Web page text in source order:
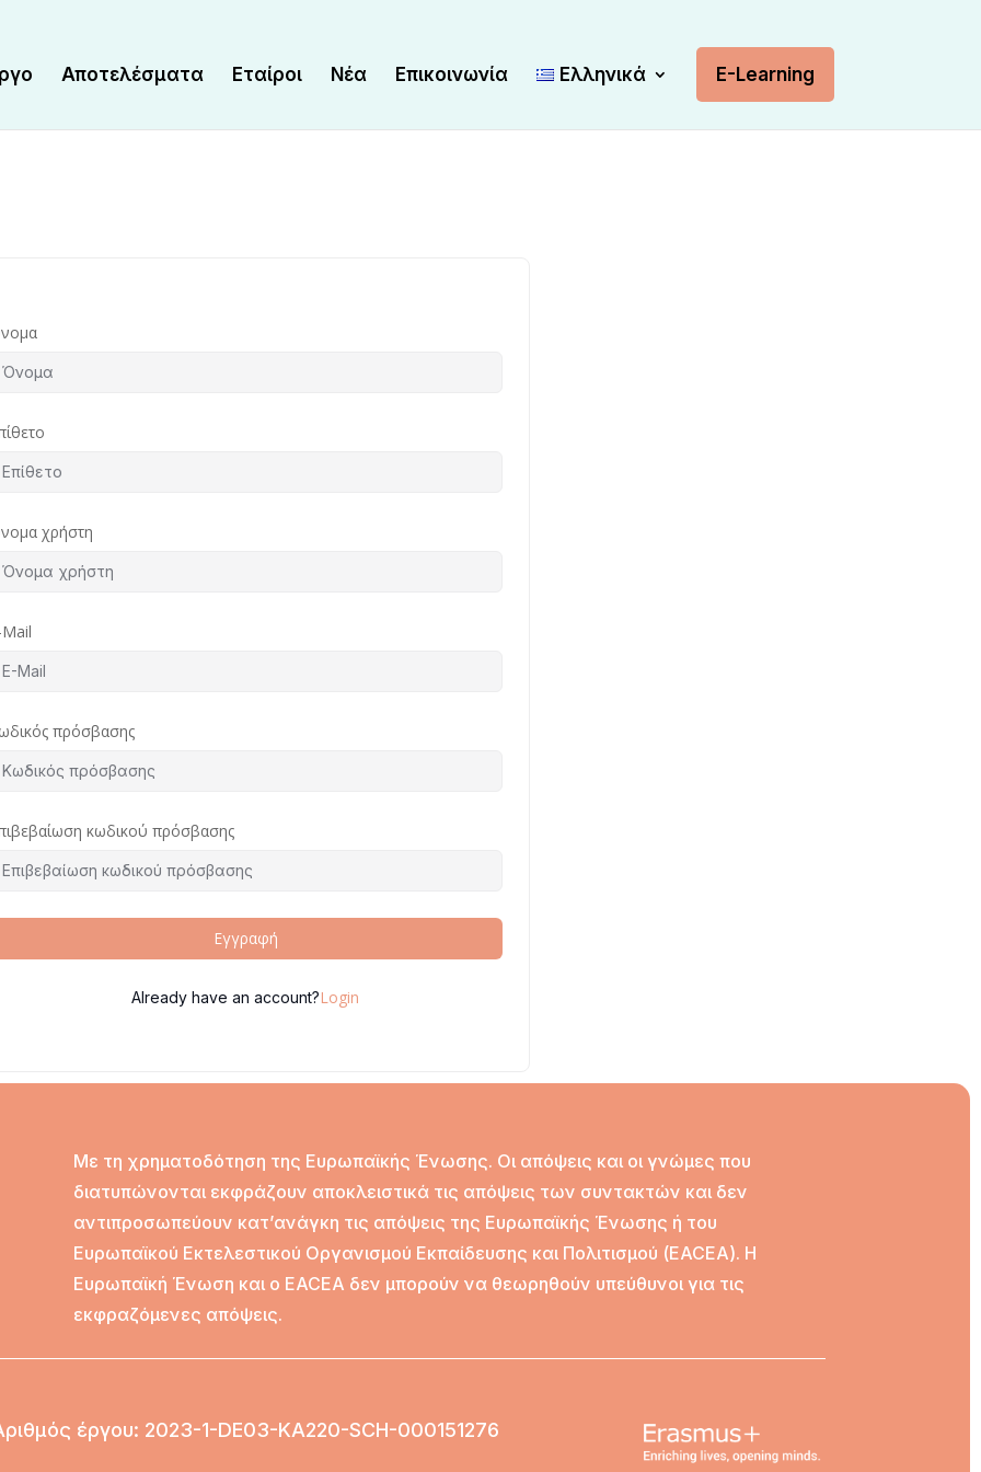
Αποτελέσματα Εταίροι Νέα Επικοινωνία Ελληνικά E-Learning
χρήστη
Mail
πρόσβασης
κωδικού πρόσβασης
Εγγραφή
Already have an account?Login
Με τη χρηματοδότηση της Ευρωπαϊκής Ένωσης. Οι απόψεις και οι γνώμες που
διατυπώνονται εκφράζουν αποκλειστικά τις απόψεις των συντακτών και δεν
αντιπροσωπεύουν κατ’ανάγκη τις απόψεις της Ευρωπαϊκής Ένωσης ή του
Ευρωπαϊκού Εκτελεστικού Οργανισμού Εκπαίδευσης και Πολιτισμού (EACEA). Η
Ευρωπαϊκή Ένωση και ο EACEA δεν μπορούν να θεωρηθούν υπεύθυνοι για τις
εκφραζόμενες απόψεις.
έργου: 2023-1-DE03-KA220-SCH-000151276